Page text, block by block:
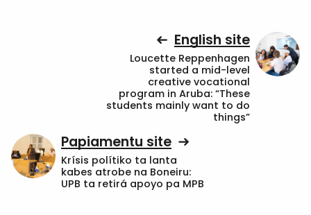
English site
Loucette Reppenhagen
started a mid-level
creative vocational
program in Aruba: “These
students mainly want to do
things”
Papiamentu site
Krísis polítiko ta lanta
kabes atrobe na Boneiru:
UPB ta retirá apoyo pa MPB